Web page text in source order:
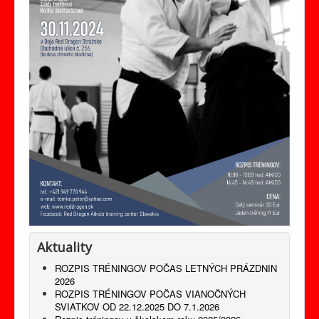
Odkazy
Kontakt
Produkty
Aktuality
ROZPIS TRÉNINGOV POČAS LETNÝCH PRÁZDNIN
2026
ROZPIS TRÉNINGOV POČAS VIANOČNÝCH
SVIATKOV OD 22.12.2025 DO 7.1.2026